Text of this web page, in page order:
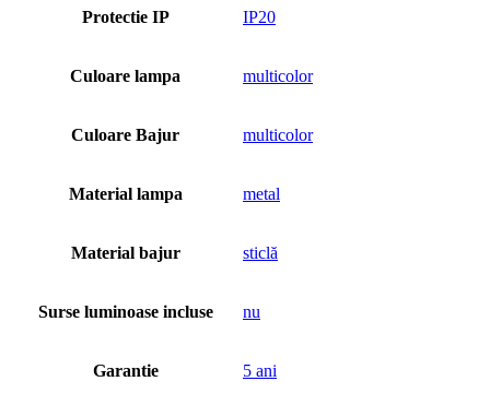
Protectie IP IP20
Culoare lampa multicolor
Culoare Bajur multicolor
Material lampa metal
Material bajur sticlă
Surse luminoase incluse nu
Garantie 5 ani